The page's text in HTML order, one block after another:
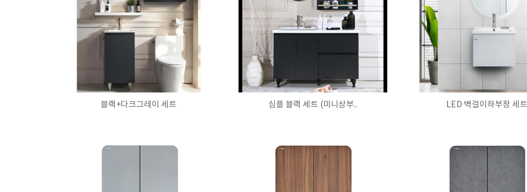
블랙+다크그레이 세트 심플 블랙 세트 (미니상부.. LED 벽걸이하부장 세트